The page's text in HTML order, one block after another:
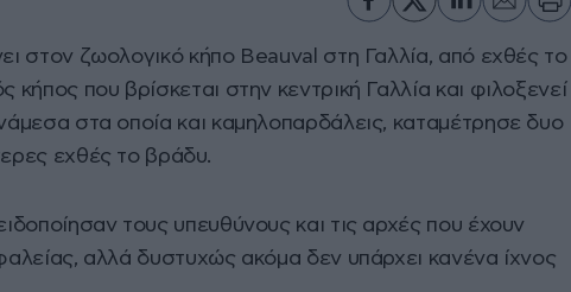
στον ζωολογικό κήπο Beauval στη Γαλλία, από εχθές το
που βρίσκεται στην κεντρική Γαλλία και φιλοξενεί
στα οποία και καμηλοπαρδάλεις, καταμέτρησε δυο
εχθές το βράδυ.
τους υπευθύνους και τις αρχές που έχουν
αλλά δυστυχώς ακόμα δεν υπάρχει κανένα ίχνος